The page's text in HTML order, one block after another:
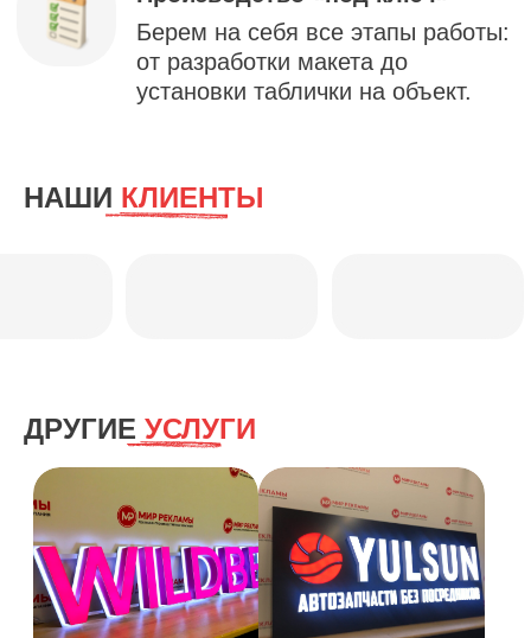
НАШИ КЛИЕНТЫ
ДРУГИЕ УСЛУГИ